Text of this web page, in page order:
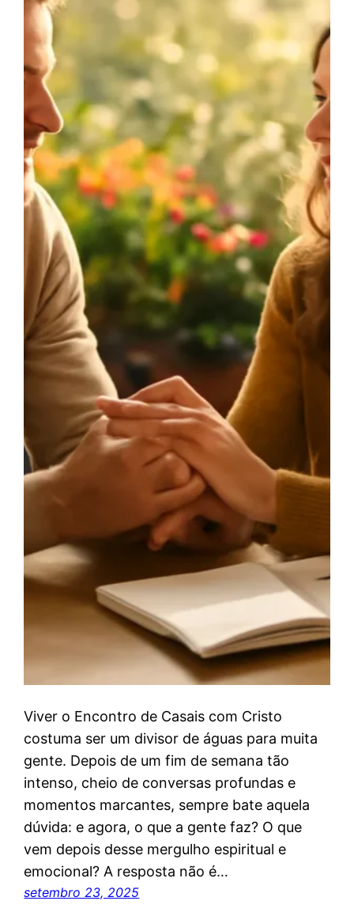
Viver o Encontro de Casais com Cristo
costuma ser um divisor de águas para muita
gente. Depois de um fim de semana tão
intenso, cheio de conversas profundas e
momentos marcantes, sempre bate aquela
dúvida: e agora, o que a gente faz? O que
vem depois desse mergulho espiritual e
emocional? A resposta não é…
setembro 23, 2025